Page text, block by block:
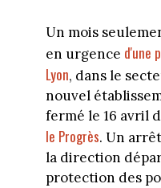
Un mois
en urgence d'une
Lyon, dans le
nouvel
fermé le 16 avril
le Progrès. Un
la direction
protection des